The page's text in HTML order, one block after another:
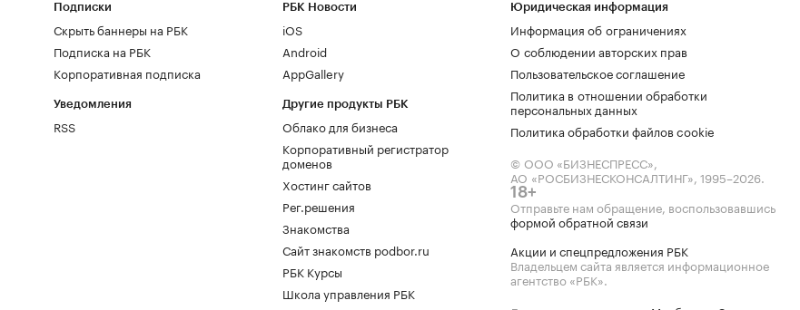
Подписки
Скрыть баннеры на РБК
Подписка на РБК
Корпоративная подписка
Уведомления
RSS
РБК Новости
iOS
Android
AppGallery
Другие продукты РБК
Облако для бизнеса
Корпоративный регистратор
доменов
Хостинг сайтов
Рег.решения
Знакомства
Сайт знакомств podbor.ru
РБК Курсы
Школа управления РБК
Юридическая информация
Информация об ограничениях
О соблюдении авторских прав
Пользовательское соглашение
Политика в отношении обработки
персональных данных
Политика обработки файлов cookie
© ООО «БИЗНЕСПРЕСС»,
АО «РОСБИЗНЕСКОНСАЛТИНГ», 1995–2026.
18+
Отправьте нам обращение, воспользовавшись
формой обратной связи
Акции и спецпредложения РБК
Владельцем сайта является информационное
агентство «РБК».